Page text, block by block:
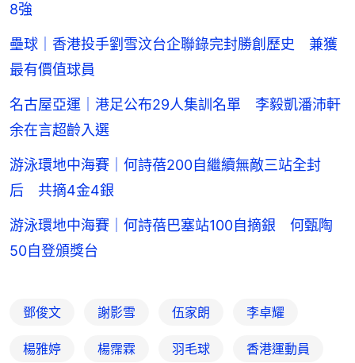
8強
壘球｜香港投手劉雪汶台企聯錄完封勝創歷史 兼獲
最有價值球員
名古屋亞運｜港足公布29人集訓名單 李毅凱潘沛軒
余在言超齡入選
游泳環地中海賽｜何詩蓓200自繼續無敵三站全封
后 共摘4金4銀
游泳環地中海賽｜何詩蓓巴塞站100自摘銀 何甄陶
50自登頒獎台
鄧俊文 謝影雪 伍家朗 李卓耀
楊雅婷 楊霈霖 羽毛球 香港運動員